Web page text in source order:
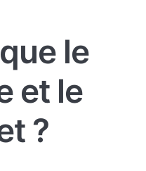
le
et le
?